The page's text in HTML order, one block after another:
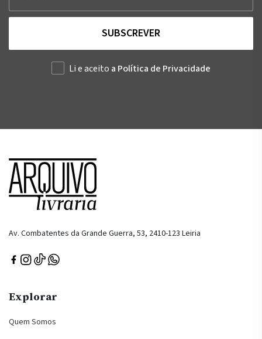
SUBSCREVER
Li e aceito a Política de Privacidade
Av. Combatentes da Grande Guerra, 53, 2410-123 Leiria
Explorar
Quem Somos